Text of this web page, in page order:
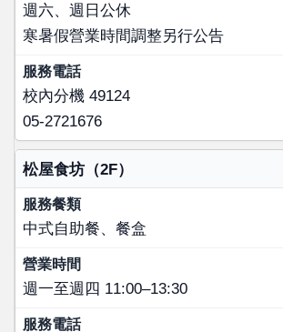
週六、週日公休
寒暑假營業時間調整另行公告
校內分機 49124
05-2721676
松屋食坊（2F）
中式自助餐、餐盒
週一至週四 11:00–13:30